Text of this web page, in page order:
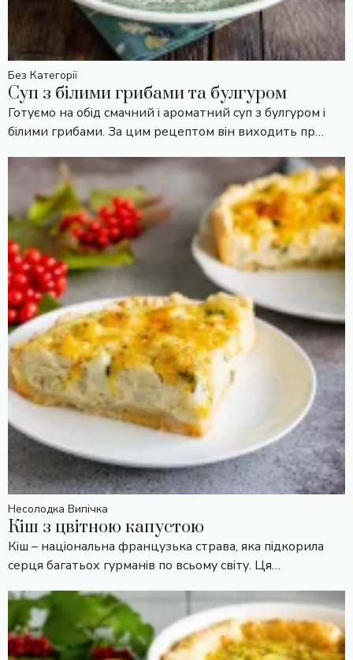
Без Категорії
Суп з білими грибами та булгуром
Готуємо на обід смачний і ароматний суп з булгуром і
білими грибами. За цим рецептом він виходить пр…
Несолодка Випічка
Кіш з цвітною капустою
Кіш – національна французька страва, яка підкорила
серця багатьох гурманів по всьому світу. Ця…